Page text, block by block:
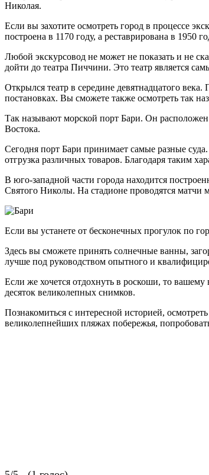
Николая.
Если вы захотите осмотреть город в процессе
построена в 1170 году, а реставрирована в
Любой экскурсовод не может не показать и не
дойти до театра Пиччини. Это театр является
Открылся театр в середине девятнадцатого
постановках. Вы сможете также осмотреть так
Так называют морской порт Бари. Он
Востока.
Сегодня порт Бари принимает самые разные
отгрузка различных товаров. Благодаря таким
В юго-западной части города находится
Святого Николы. На стадионе проводятся
Если вы устанете от бесконечных прогулок по
Здесь вы сможете принять солнечные ванны,
лучше под руководством опытного и
Если же хочется отдохнуть в роскоши, то
десяток великолепных снимков.
Познакомиться с интересной историей,
великолепнейших пляжах побережья,